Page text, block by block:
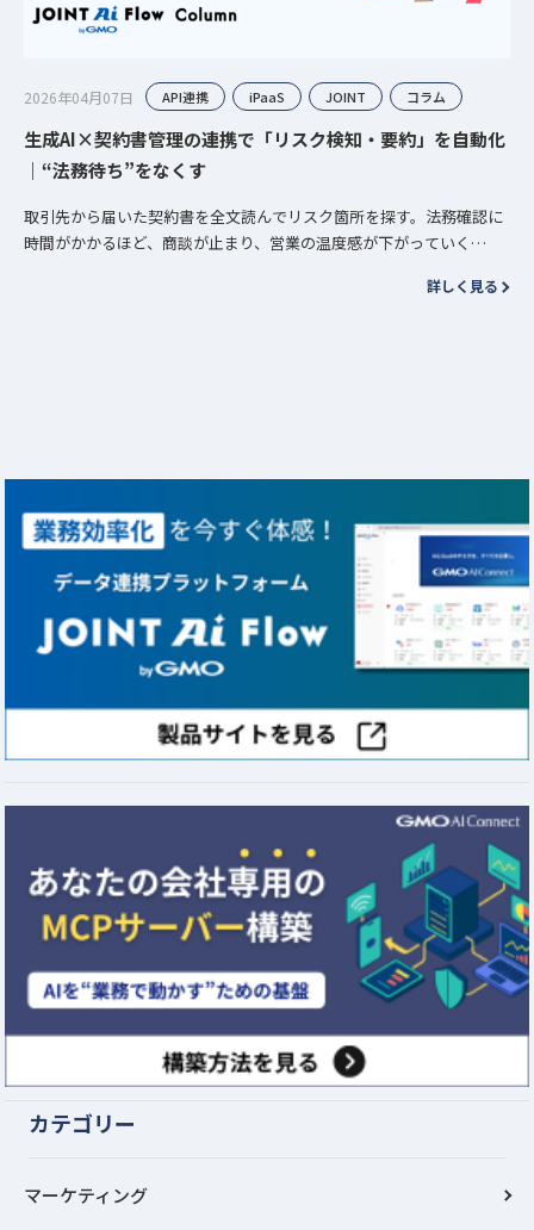
2026年04月07日 API連携 iPaaS JOINT コラム
生成AI×契約書管理の連携で「リスク検知・要約」を自動化
｜“法務待ち”をなくす
取引先から届いた契約書を全文読んでリスク箇所を探す。法務確認に
時間がかかるほど、商談が止まり、営業の温度感が下がっていく——
詳しく見る
カテゴリー
マーケティング